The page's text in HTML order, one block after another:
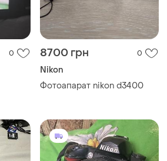
0 8700 грн 0
Nikon
Фотоапарат nikon d3400